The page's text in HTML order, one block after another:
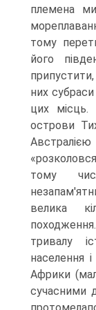
племена
тому
його
них
цих
острови
тому
велика
тривалу
населення
Аф­рики
сучасними